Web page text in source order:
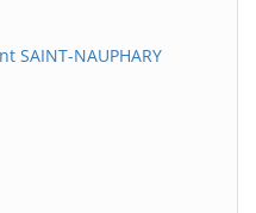
SAINT-NAUPHARY